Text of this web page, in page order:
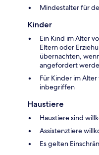
Mindestalter für
Kinder
Ein Kind im Alter
Eltern oder
übernachten,
angefordert
Für Kinder im
inbegriffen
Haustiere
Haustiere sind
Assistenztiere
Es gelten